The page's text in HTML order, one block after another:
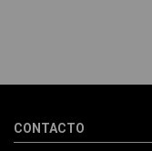
la pieza llegó correcta
CONTACTO